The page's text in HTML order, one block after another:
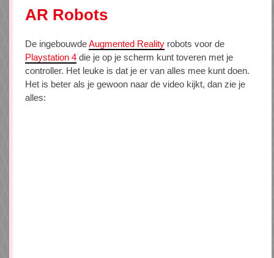
AR Robots
De ingebouwdeAugmented Reality robots voor de
Playstation 4 die je op je scherm kunt toveren met je
controller. Het leuke is dat je er van alles mee kunt doen.
Het is beter als je gewoon naar de video kijkt, dan zie je
alles: